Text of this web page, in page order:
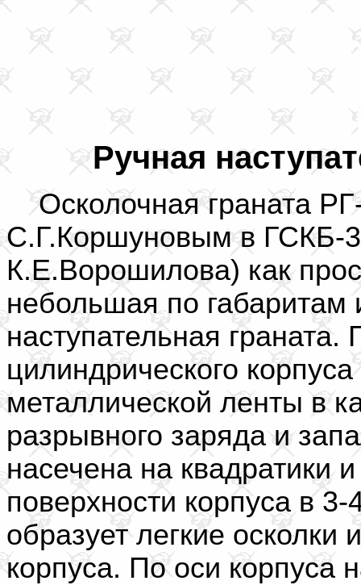
Ручная
Осколочная граната
С.Г.Коршуновым в ГСКБ-
К.Е.Ворошилова) как
небольшая по
наступательная граната.
цилиндрического
металлической ленты в
разрывного заряда и
насечена на квадратики
поверхности корпуса в
образует легкие осколки
корпуса. По оси корпуса